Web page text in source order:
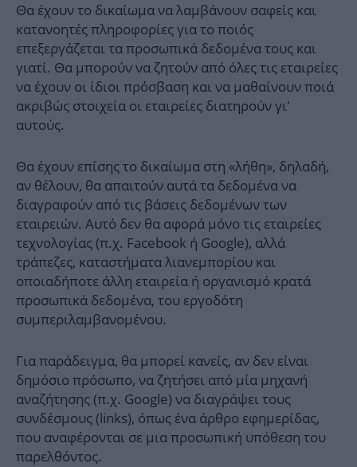
Θα έχουν το δικαίωμα να λαμβάνουν σαφείς και
κατανοητές πληροφορίες για το ποιός
επεξεργάζεται τα προσωπικά δεδομένα τους και
γιατί. Θα μπορούν να ζητούν από όλες τις εταιρείες
να έχουν οι ίδιοι πρόσβαση και να μαθαίνουν ποιά
ακριβώς στοιχεία οι εταιρείες διατηρούν γι'
αυτούς.
Θα έχουν επίσης το δικαίωμα στη «λήθη», δηλαδή,
αν θέλουν, θα απαιτούν αυτά τα δεδομένα να
διαγραφούν από τις βάσεις δεδομένων των
εταιρειών. Αυτό δεν θα αφορά μόνο τις εταιρείες
τεχνολογίας (π.χ. Facebook ή Google), αλλά
τράπεζες, καταστήματα λιανεμπορίου και
οποιαδήποτε άλλη εταιρεία ή οργανισμό κρατά
προσωπικά δεδομένα, του εργοδότη
συμπεριλαμβανομένου.
Για παράδειγμα, θα μπορεί κανείς, αν δεν είναι
δημόσιο πρόσωπο, να ζητήσει από μία μηχανή
αναζήτησης (π.χ. Google) να διαγράψει τους
συνδέσμους (links), όπως ένα άρθρο εφημερίδας,
που αναφέρονται σε μια προσωπική υπόθεση του
παρελθόντος.